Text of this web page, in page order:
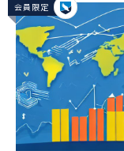
会員限定